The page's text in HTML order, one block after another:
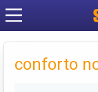
conforto